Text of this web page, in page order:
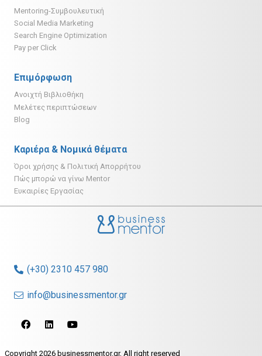
Mentoring-Συμβουλευτική
Social Media Marketing
Search Engine Optimization
Pay per Click
Επιμόρφωση
Ανοιχτή Βιβλιοθήκη
Μελέτες περιπτώσεων
Blog
Καριέρα & Νομικά θέματα
Όροι χρήσης & Πολιτική Απορρήτου
Πώς μπορώ να γίνω Mentor
Ευκαιρίες Εργασίας
(+30) 2310 457 980
info@businessmentor.gr
Copyright 2026 businessmentor.gr, All right reserved